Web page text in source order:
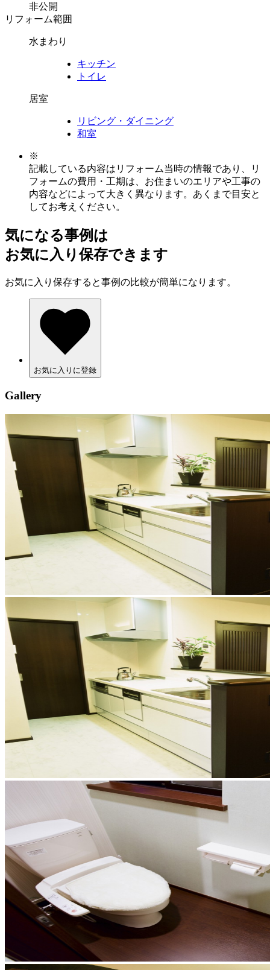
非公開
リフォーム範囲
水まわり
キッチン
トイレ
居室
リビング・ダイニング
和室
※
記載している内容はリフォーム当時の情報であり、リ
フォームの費用・工期は、お住まいのエリアや工事の
内容などによって大きく異なります。あくまで目安と
してお考えください。
気になる事例は
お気に入り保存できます
お気に入り保存すると事例の比較が簡単になります。
お気に入りに登録
Gallery